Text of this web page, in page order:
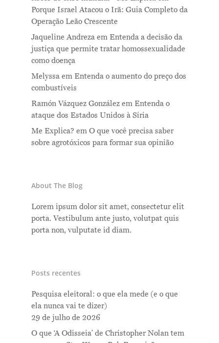
Porque Israel Atacou o Irã: Guia Completo da
Operação Leão Crescente
Jaqueline Andreza em Entenda a decisão da
justiça que permite tratar homossexualidade
como doença
Melyssa em Entenda o aumento do preço dos
combustíveis
Ramón Vázquez González em Entenda o
ataque dos Estados Unidos à Síria
Me Explica? em O que você precisa saber
sobre agrotóxicos para formar sua opinião
About The Blog
Lorem ipsum dolor sit amet, consectetur elit
porta. Vestibulum ante justo, volutpat quis
porta non, vulputate id diam.
Posts recentes
Pesquisa eleitoral: o que ela mede (e o que
ela nunca vai te dizer)
29 de julho de 2026
O que ‘A Odisseia’ de Christopher Nolan tem